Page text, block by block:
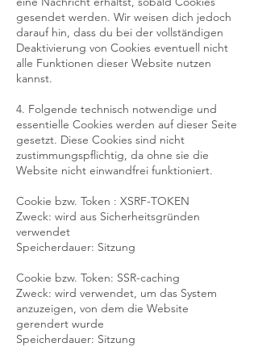
gesendet werden. Wir weisen dich jedoch
darauf hin, dass du bei der vollständigen
Deaktivierung von Cookies eventuell nicht
alle Funktionen dieser Website nutzen
kannst.
4. Folgende technisch notwendige und
essentielle Cookies werden auf dieser Seite
gesetzt. Diese Cookies sind nicht
zustimmungspflichtig, da ohne sie die
Website nicht einwandfrei funktioniert.
Cookie bzw. Token : XSRF-TOKEN
Zweck: wird aus Sicherheitsgründen
verwendet
Speicherdauer: Sitzung
Cookie bzw. Token: SSR-caching
Zweck: wird verwendet, um das System
anzuzeigen, von dem die Website
gerendert wurde
Speicherdauer: Sitzung